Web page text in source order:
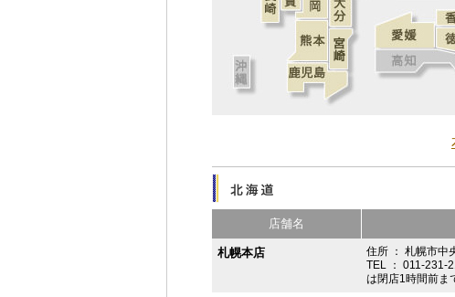
店舗名
札幌本店
住所 ： 札幌市中
TEL ： 011-231-
は閉店1時間前ま